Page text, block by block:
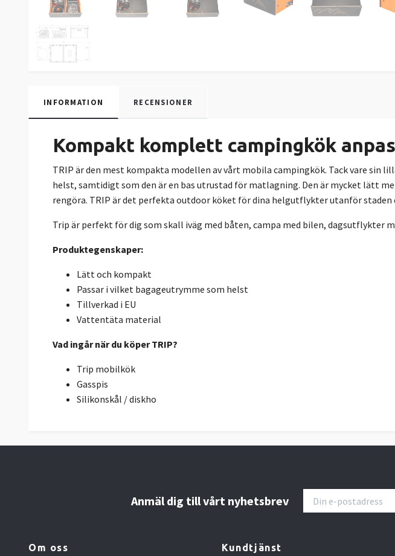
INFORMATION RECENSIONER
Kompakt komplett campingkök
TRIP är den mest kompakta modellen av vårt mobila campingkök. Tack vare sin
helst, samtidigt som den är en bas utrustad för matlagning. Den är mycket lätt
rengöra. TRIP är det perfekta outdoor köket för dina helgutflykter utanför
Trip är perfekt för dig som skall iväg med båten, campa med bilen, dagsutflykter
Produktegenskaper:
Lätt och kompakt
Passar i vilket bagageutrymme som helst
Tillverkad i EU
Vattentäta material
Vad ingår när du köper TRIP?
Trip mobilkök
Gasspis
Silikonskål / diskho
Anmäl dig till vårt nyhetsbrev
Om oss Kundtjänst